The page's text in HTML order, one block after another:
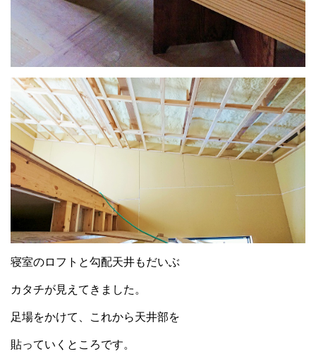
寝室のロフトと勾配天井もだいぶ
カタチが見えてきました。
足場をかけて、これから天井部を
貼っていくところです。